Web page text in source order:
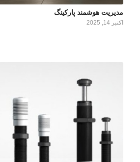
مدیریت هوشمند پارکینگ
اکتبر 14, 2025